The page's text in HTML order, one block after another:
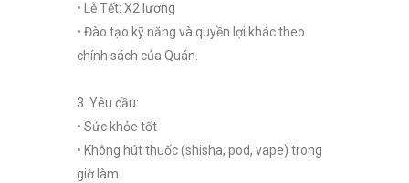
• Lễ Tết: X2 lương
• Đào tạo kỹ năng và quyền lợi khác theo
chính sách của Quán.
3. Yêu cầu:
• Sức khỏe tốt
• Không hút thuốc (shisha, pod, vape) trong
giờ làm